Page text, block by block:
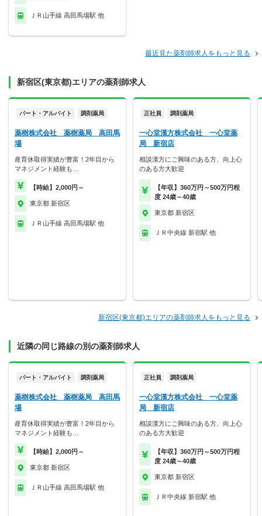
ＪＲ山手線 高田馬場駅 他
最近見た薬剤師求人をもっと見る
新宿区(東京都)エリアの薬剤師求人
パート・アルバイト 調剤薬局
薬樹株式会社 薬樹薬局 高田馬
場
産育休取得実績が豊富！2年目から
マネジメント経験も…
【時給】2,000円～
東京都 新宿区
ＪＲ山手線 高田馬場駅 他
正社員 調剤薬局
一心堂漢方株式会社 一心堂薬
局 新宿店
相談漢方にご興味のある方、向上心
のある方大歓迎
【年収】360万円～500万円程
度 24歳～40歳
東京都 新宿区
ＪＲ中央線 新宿駅 他
新宿区(東京都)エリアの薬剤師求人をもっと見る
近隣の同じ路線の別の薬剤師求人
パート・アルバイト 調剤薬局
薬樹株式会社 薬樹薬局 高田馬
場
産育休取得実績が豊富！2年目から
マネジメント経験も…
【時給】2,000円～
東京都 新宿区
ＪＲ山手線 高田馬場駅 他
正社員 調剤薬局
一心堂漢方株式会社 一心堂薬
局 新宿店
相談漢方にご興味のある方、向上心
のある方大歓迎
【年収】360万円～500万円程
度 24歳～40歳
東京都 新宿区
ＪＲ中央線 新宿駅 他